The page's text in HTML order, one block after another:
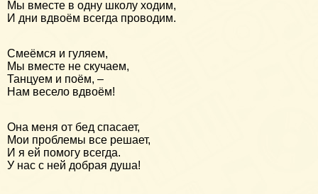
Мы вместе в одну школу ходим,
И дни вдвоём всегда проводим.
Смеёмся и гуляем,
Мы вместе не скучаем,
Танцуем и поём, –
Нам весело вдвоём!
Она меня от бед спасает,
Мои проблемы все решает,
И я ей помогу всегда.
У нас с ней добрая душа!